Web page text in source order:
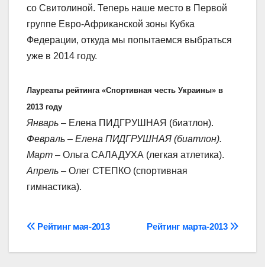
со Свитолиной. Теперь наше место в Первой
группе Евро-Африканской зоны Кубка
Федерации, откуда мы попытаемся выбраться
уже в 2014 году.
Лауреаты рейтинга «Спортивная честь Украины» в
2013 году
Январь – Елена ПИДГРУШНАЯ (биатлон).
Февраль – Елена ПИДГРУШНАЯ (биатлон).
Март – Ольга САЛАДУХА (легкая атлетика).
Апрель – Олег СТЕПКО (спортивная
гимнастика).
Навігація
записів
Рейтинг марта-2013
Рейтинг мая-2013